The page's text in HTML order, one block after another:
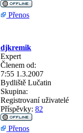
Přenos
djkremik
Expert
Členem od:
7:55 1.3.2007
Bydliště Lučatin
Skupina:
Registrovaní uživatelé
Příspěvky: 82
Přenos